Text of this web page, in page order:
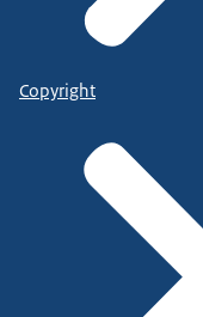
Copyright